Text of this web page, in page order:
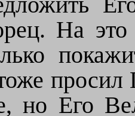
На это
просил
но Его